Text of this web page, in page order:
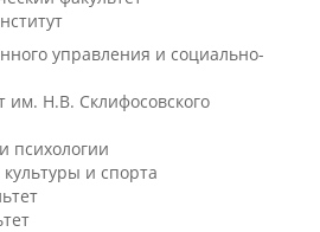
управления и социально-
им. Н.В. Склифосовского
психологии
и спорта